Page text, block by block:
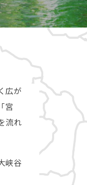
広が
宮
流れ
峡谷